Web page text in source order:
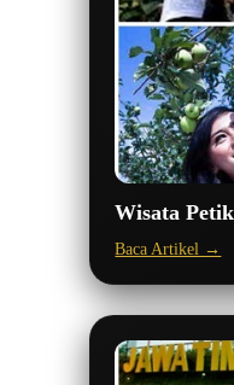
Wisata
Baca Artikel →